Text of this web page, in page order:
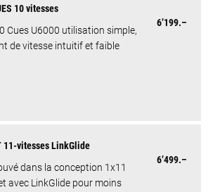
10 vitesses
Cues U6000 utilisation simple,
de vitesse intuitif et faible
6’199.–
11-vitesses LinkGlide
dans la conception 1x11
avec LinkGlide pour moins
6’499.–